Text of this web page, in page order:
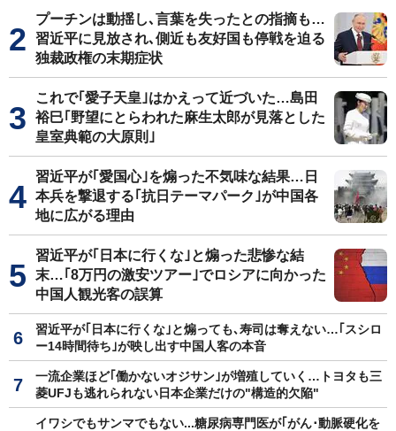
プーチンは動揺し､言葉を失ったとの指摘も…
習近平に見放され､側近も友好国も停戦を迫る
独裁政権の末期症状
これで｢愛子天皇｣はかえって近づいた…島田
裕巳｢野望にとらわれた麻生太郎が見落とした
皇室典範の大原則｣
習近平が｢愛国心｣を煽った不気味な結果…日
本兵を撃退する｢抗日テーマパーク｣が中国各
地に広がる理由
習近平が｢日本に行くな｣と煽った悲惨な結
末…｢8万円の激安ツアー｣でロシアに向かった
中国人観光客の誤算
習近平が｢日本に行くな｣と煽っても､寿司は奪えない…｢スシロ
ー14時間待ち｣が映し出す中国人客の本音
一流企業ほど｢働かないオジサン｣が増殖していく…トヨタも三
菱UFJも逃れられない日本企業だけの"構造的欠陥"
イワシでもサンマでもない...糖尿病専門医が｢がん･動脈硬化を